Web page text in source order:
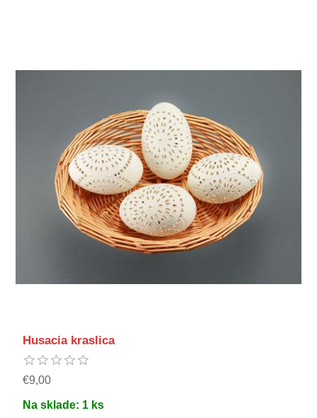
Husacia kraslica
€9,00
Na sklade: 1 ks